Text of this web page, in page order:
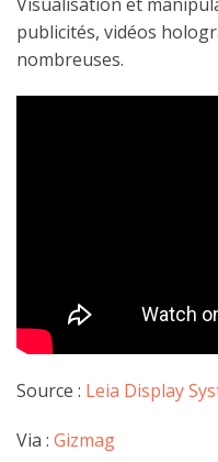
publicités, vidéos
nombreuses.
Source : Leia Display
Via : Gizmag